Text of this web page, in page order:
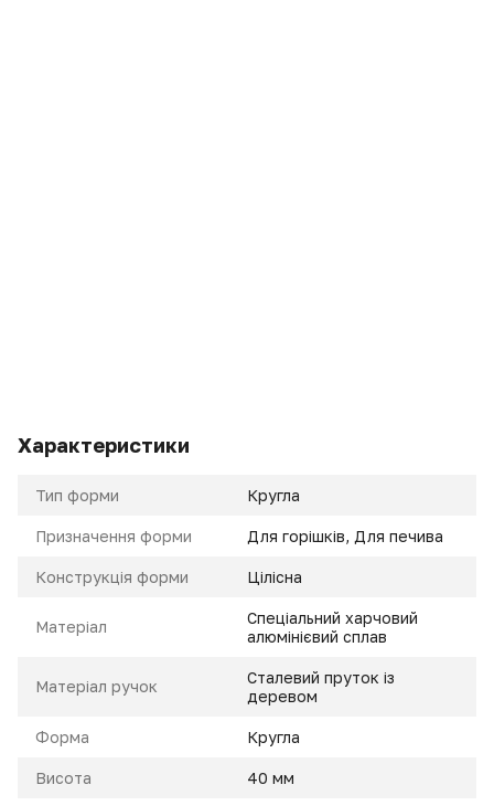
Характеристики
Тип форми Кругла
Призначення форми Для горішків, Для печива
Конструкція форми Цілісна
Матеріал
Спеціальний харчовий
алюмінієвий сплав
Матеріал ручок
Сталевий пруток із
деревом
Форма Кругла
Висота 40 мм